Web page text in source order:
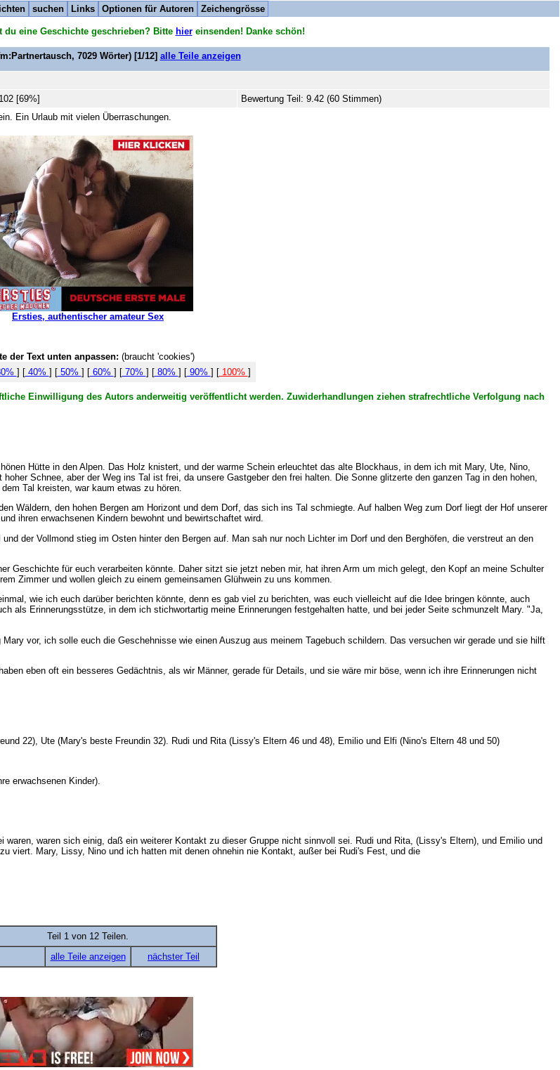
suchen Links Optionen für Autoren Zeichengrösse
du eine Geschichte geschrieben? Bitte hiereinsenden! Danke schön!
7029Wörter) [1/12] alle Teile anzeigen
[69%]
Bewertung Teil: 9.42 (60 Stimmen)
Ein Urlaub mit vielen Überraschungen.
Ersties, authentischer amateur Sex
der Text unten anpassen: (braucht 'cookies')
] [40% ] [50% ] [60% ] [70% ] [80% ] [90% ] [100% ]
Einwilligung des Autors anderweitig veröffentlicht werden. Zuwiderhandlungen ziehen strafrechtliche Verfolgung nach
Hütte in den Alpen. Das Holz knistert, und der warme Schein erleuchtet das alte Blockhaus, in dem ich mit Mary, Ute, Nino,
Schnee, aber der Weg ins Tal ist frei, da unsere Gastgeber den frei halten. Die Sonne glitzerte den ganzen Tag in den hohen,
Tal kreisten, war kaum etwas zu hören.
Wäldern, den hohen Bergen am Horizont und dem Dorf, das sich ins Tal schmiegte. Auf halben Weg zum Dorf liegt der Hof unserer
ihren erwachsenen Kindern bewohnt und bewirtschaftet wird.
der Vollmond stieg im Osten hinter den Bergen auf. Man sah nur noch Lichter im Dorf und den Berghöfen, die verstreut an den
Geschichte für euch verarbeiten könnte. Daher sitzt sie jetzt neben mir, hat ihren Arm um mich gelegt, den Kopf an meine Schulter
Zimmer und wollen gleich zu einem gemeinsamen Glühwein zu uns kommen.
wie ich euch darüber berichten könnte, denn es gab viel zu berichten, was euch vielleicht auf die Idee bringen könnte, auch
als Erinnerungsstütze, in dem ich stichwortartig meine Erinnerungen festgehalten hatte, und bei jeder Seite schmunzelt Mary. "Ja,
vor, ich solle euch die Geschehnisse wie einen Auszug aus meinem Tagebuch schildern. Das versuchen wir gerade und sie hilft
eben oft ein besseres Gedächtnis, als wir Männer, gerade für Details, und sie wäre mir böse, wenn ich ihre Erinnerungen nicht
22), Ute (Mary's beste Freundin 32). Rudi und Rita (Lissy's Eltern 46 und 48), Emilio und Elfi (Nino's Eltern 48 und 50)
erwachsenen Kinder).
waren sich einig, daß ein weiterer Kontakt zu dieser Gruppe nicht sinnvoll sei. Rudi und Rita, (Lissy's Eltern), und Emilio und
viert. Mary, Lissy, Nino und ich hatten mit denen ohnehin nie Kontakt, außer bei Rudi's Fest, und die
Teil 1 von 12 Teilen.
alle Teile anzeigen
nächster Teil